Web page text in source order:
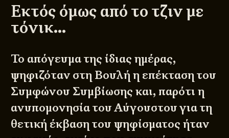
Εκτός όμως από το τζιν με
τόνικ…
Το απόγευμα της ίδιας ημέρας,
ψηφιζόταν στη Βουλή η επέκταση του
Συμφώνου Συμβίωσης και, παρότι η
ανυπομονησία του Αύγουστου για τη
θετική έκβαση του ψηφίσματος ήταν